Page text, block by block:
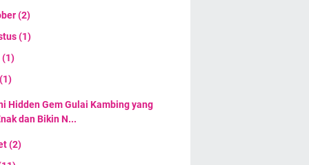
(2)
(1)
(1)
(1)
Hidden Gem Gulai Kambing yang
dan Bikin N...
(2)